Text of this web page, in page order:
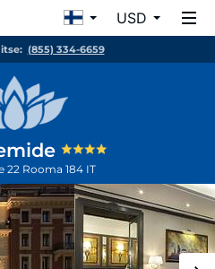
USD
(855) 334-6659
22 Rooma 184 IT